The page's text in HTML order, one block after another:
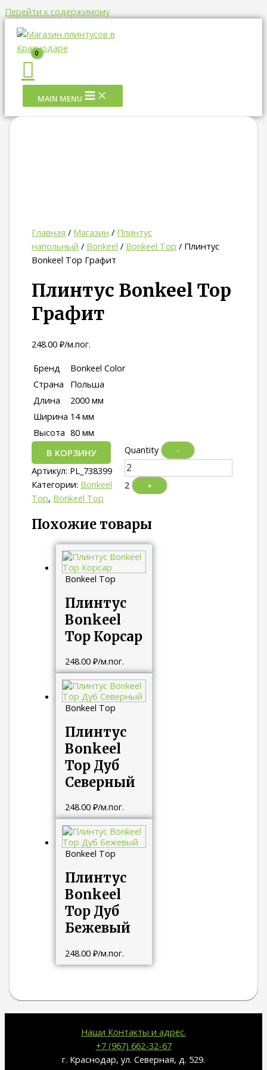
Перейти к содержимому
MAIN MENU
Главная / Магазин / Плинтус
напольный / Bonkeel / Bonkeel Top / Плинтус
Bonkeel Top Графит
Плинтус Bonkeel Top
Графит
248.00₽/м.пог.
Бренд
Bonkeel Color
Страна
Польша
Длина
2000 мм
Ширина 14 мм
Высота 80 мм
Quantity
-
2 +
В КОРЗИНУ
Артикул: PL_738399
Категории: Bonkeel
Top, Bonkeel Top
Похожие товары
Bonkeel Top
Плинтус
Bonkeel
Top Корсар
248.00 ₽/м.пог.
Bonkeel Top
Плинтус
Bonkeel
Top Дуб
Северный
248.00 ₽/м.пог.
Bonkeel Top
Плинтус
Bonkeel
Top Дуб
Бежевый
248.00 ₽/м.пог.
Наши Контакты и адрес.
+7 (967) 662-32-67
г. Краснодар, ул. Северная, д. 529.